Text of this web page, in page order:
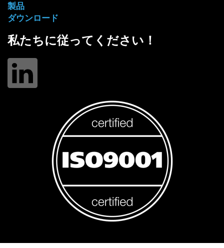
製品
ダウンロード
私たちに従ってください！